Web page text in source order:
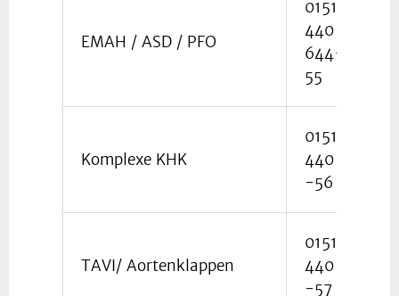
EMAH / ASD / PFO
0151
440
644-
55
Komplexe KHK
0151
440 644
-56
TAVI/ Aortenklappen
0151
440 644
-57